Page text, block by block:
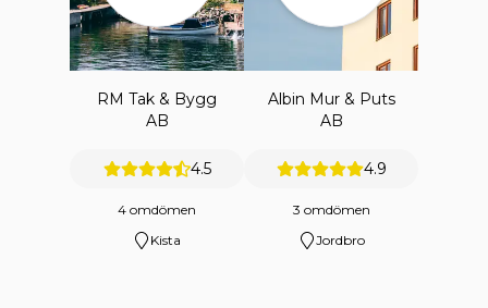
RM Tak & Bygg
AB
4.5
4 omdömen
Kista
Albin Mur & Puts
AB
4.9
3 omdömen
Jordbro